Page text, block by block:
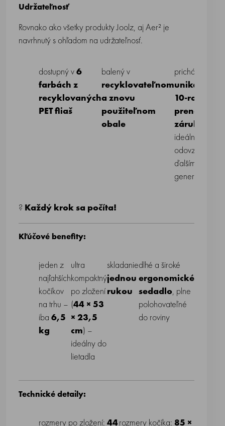
Udržateľnosť
Rovnako ako všetky produkty Joolz, aj Aer² je
navrhnutý s ohľadom na udržateľnosť.
dostupný v6
farbách z
recyklovaných
PET fliaš
balený v
recyklovateľnom
a znovu
použiteľnom
obale
prichádza s
unikátnou
10-ročnou
prenosnou
zárukou
ideálnou na
odovzdanie
ďalším
generáciám
? Každý krok sa počíta!
Kľúčové benefity:
jeden z
najľahších
kočíkov
na trhu –
iba 6,5
kg
ultra
kompaktný
po zložení
(44 × 53
× 23,5
cm) –
ideálny do
lietadla
skladanie
jednou
rukou
dlhé a široké
ergonomické
sedadlo, plne
polohovateľné
do roviny
Technické detaily:
rozmery po zložení: 44rozmery kočíka: 85 ×